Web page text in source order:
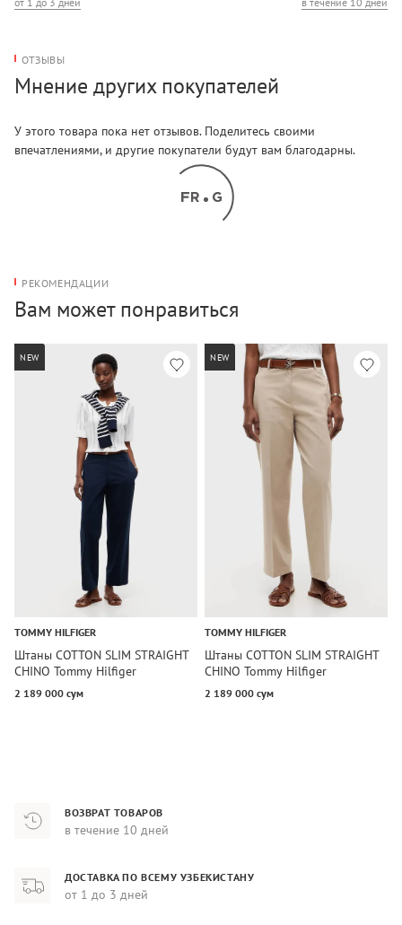
ОТЗЫВЫ
Мнение других покупателей
У этого товара пока нет отзывов. Поделитесь своими
впечатлениями, и другие покупатели будут вам благодарны.
РЕКОМЕНДАЦИИ
Вам может понравиться
NEW
TOMMY HILFIGER
Штаны COTTON SLIM STRAIGHT
CHINO Tommy Hilfiger
2 189 000 сум
NEW
TOMMY HILFIGER
Штаны COTTON SLIM STRAIGHT
CHINO Tommy Hilfiger
2 189 000 сум
ВОЗВРАТ ТОВАРОВ
в течение 10 дней
ДОСТАВКА ПО ВСЕМУ УЗБЕКИСТАНУ
от 1 до 3 дней